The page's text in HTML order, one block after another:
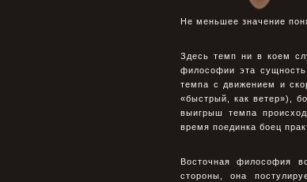
Не меньшее значение
Здесь темп ни в коем
философии эта
темпа с движением и
«быстрый, как ветер»),
выигрыш темпа
время поединка боец
Восточная философия
стороны, она